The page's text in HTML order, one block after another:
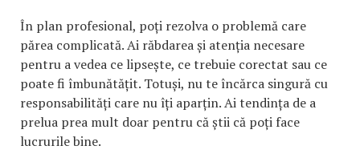
În plan profesional, poți rezolva o problemă care
părea complicată. Ai răbdarea și atenția necesare
pentru a vedea ce lipsește, ce trebuie corectat sau ce
poate fi îmbunătățit. Totuși, nu te încărca singură cu
responsabilități care nu îți aparțin. Ai tendința de a
prelua prea mult doar pentru că știi că poți face
lucrurile bine.